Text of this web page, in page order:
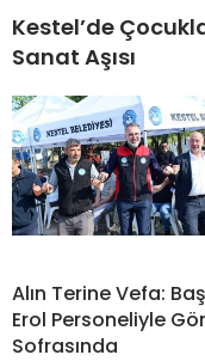
Kestel’de
Sanat Aşısı
Alın Terine Vefa:
Erol Personeliyle
Sofrasında